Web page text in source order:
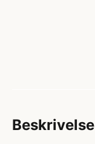
Beskrivelse